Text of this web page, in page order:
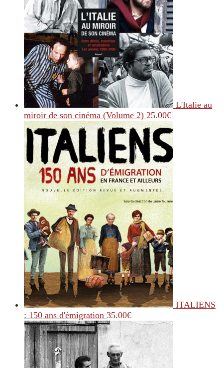
L'Italie au
miroir de son cinéma (Volume 2) 25.00€
ITALIENS
: 150 ans d'émigration 35.00€